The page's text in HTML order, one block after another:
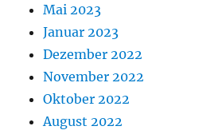
Mai 2023
Januar 2023
Dezember 2022
November 2022
Oktober 2022
August 2022